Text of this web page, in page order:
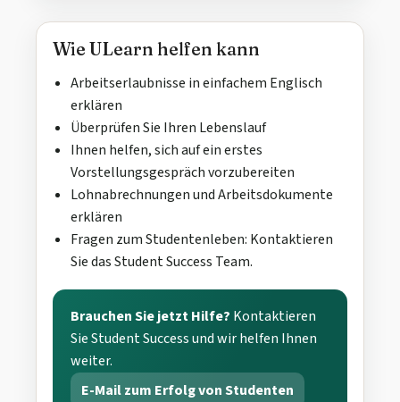
Wie ULearn helfen kann
Arbeitserlaubnisse in einfachem Englisch
erklären
Überprüfen Sie Ihren Lebenslauf
Ihnen helfen, sich auf ein erstes
Vorstellungsgespräch vorzubereiten
Lohnabrechnungen und Arbeitsdokumente
erklären
Fragen zum Studentenleben: Kontaktieren
Sie das Student Success Team.
Brauchen Sie jetzt Hilfe? Kontaktieren
Sie Student Success und wir helfen Ihnen
weiter.
E-Mail zum Erfolg von Studenten